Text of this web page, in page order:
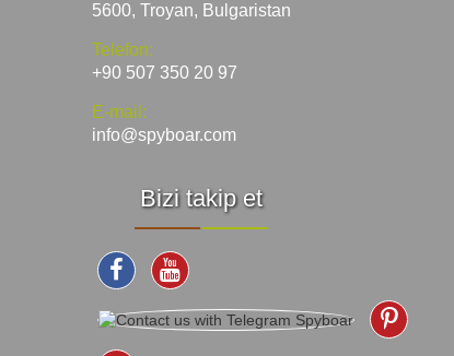
5600, Troyan, Bulgaristan
Telefon:
+90 507 350 20 97
E-mail:
info@spyboar.com
Bizi takip et